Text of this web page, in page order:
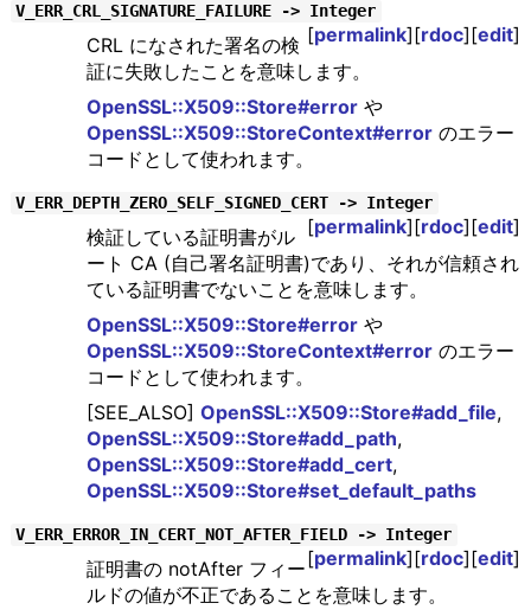
V_ERR_CRL_SIGNATURE_FAILURE -> Integer
[permalink][rdoc][edit]
CRL になされた署名の検
証に失敗したことを意味します。
OpenSSL::X509::Store#errorや
OpenSSL::X509::StoreContext#errorのエラー
コードとして使われます。
V_ERR_DEPTH_ZERO_SELF_SIGNED_CERT -> Integer
[permalink][rdoc][edit]
検証している証明書がル
ート CA (自己署名証明書)であり、それが信頼され
ている証明書でないことを意味します。
OpenSSL::X509::Store#errorや
OpenSSL::X509::StoreContext#errorのエラー
コードとして使われます。
[SEE_ALSO] OpenSSL::X509::Store#add_file,
OpenSSL::X509::Store#add_path,
OpenSSL::X509::Store#add_cert,
OpenSSL::X509::Store#set_default_paths
V_ERR_ERROR_IN_CERT_NOT_AFTER_FIELD -> Integer
[permalink][rdoc][edit]
証明書の notAfter フィー
ルドの値が不正であることを意味します。